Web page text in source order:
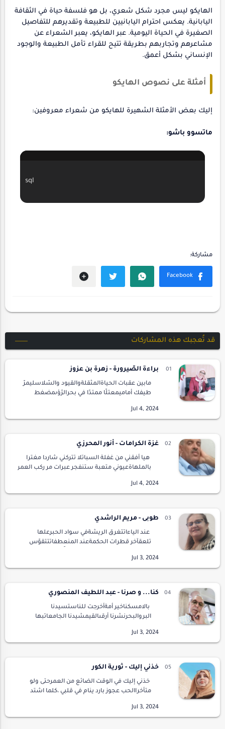
الهايكو ليس مجرد شكل شعري، بل هو فلسفة حياة في الثقافة
اليابانية. يعكس احترام اليابانيين للطبيعة وتقديرهم للتفاصيل
الصغيرة في الحياة اليومية. عبر الهايكو، يعبر الشعراء عن
مشاعرهم وتجاربهم بطريقة تتيح للقراء تأمل الطبيعة والوجود
الإنساني بشكل أعمق.
أمثلة على نصوص الهايكو
إليك بعض الأمثلة الشهيرة للهايكو من شعراء معروفين:
ماتسوو باشو:
sql
قد تُعجبك هذه المشاركات
براءة الصّيرورة - زهرة بن عزوز
مابين عقبات الحياةالمثقلةوالقيود والسّلاسليمرّ
طيفك أماميمعتلّا ممتدّا في بحرالرّؤىمضغط
فيك المسافاتتدنيك بلا سفر من الضّجرالسّائرما…
غزة الكرامات - أنور المحرزي
هيا أفقني من غفلة السباتلا تتركني شاردا مغترا
بالملهاةعيوني متعبة ستنفجر عبرات مر ركب العمر
التقاةأستنشق منهم عطر الشذراتلأطهر أغواري …
طوبى - مريم الراشدي
عند الياءاتتغرق الريشةفي سواد الحبرعلها
تلعقآخر قطرات الحكمةعند المنعطفاتتتقوّس
بها من جللأيا بخور المعابدعطِّـر آفاق الذكرىلا ت…
كنا... و صرنا - عبد اللطيف المنصوري
بالامسكناخير أمةأخرجت للناستسيدنا
البروالبحرنشرنا أرقىالقيمشيدنا الجامعاتبها
الامماليومصرناحثالة الاممهجرنا تعاليمربناوصرنا
خذني إليك - ثورية الكور
خذني إليك في الوقت الضائع من العمرحتى ولو
متأخراالحب عجوز بارد ينام في قلبي ،كلما اشتد
،ألملم زجاج الحقيقة أحمل قلبي في كفيمع باقة و…